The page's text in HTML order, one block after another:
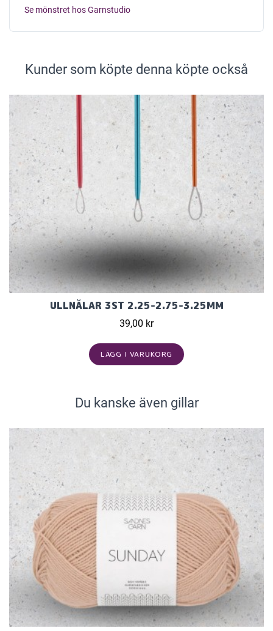
Se mönstret hos Garnstudio
Kunder som köpte denna köpte också
ULLNÅLAR 3ST 2.25-2.75-3.25MM
39,00 kr
LÄGG I VARUKORG
Du kanske även gillar